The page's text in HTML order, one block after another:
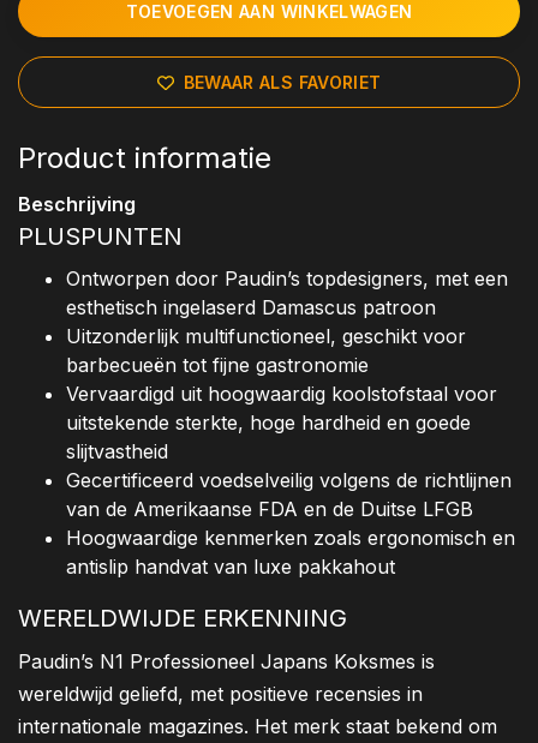
TOEVOEGEN AAN WINKELWAGEN
BEWAAR ALS FAVORIET
Product informatie
Beschrijving
PLUSPUNTEN
Ontworpen door Paudin’s topdesigners, met een
esthetisch ingelaserd Damascus patroon
Uitzonderlijk multifunctioneel, geschikt voor
barbecueën tot fijne gastronomie
Vervaardigd uit hoogwaardig koolstofstaal voor
uitstekende sterkte, hoge hardheid en goede
slijtvastheid
Gecertificeerd voedselveilig volgens de richtlijnen
van de Amerikaanse FDA en de Duitse LFGB
Hoogwaardige kenmerken zoals ergonomisch en
antislip handvat van luxe pakkahout
WERELDWIJDE ERKENNING
Paudin’s N1 Professioneel Japans Koksmes is
wereldwijd geliefd, met positieve recensies in
internationale magazines. Het merk staat bekend om